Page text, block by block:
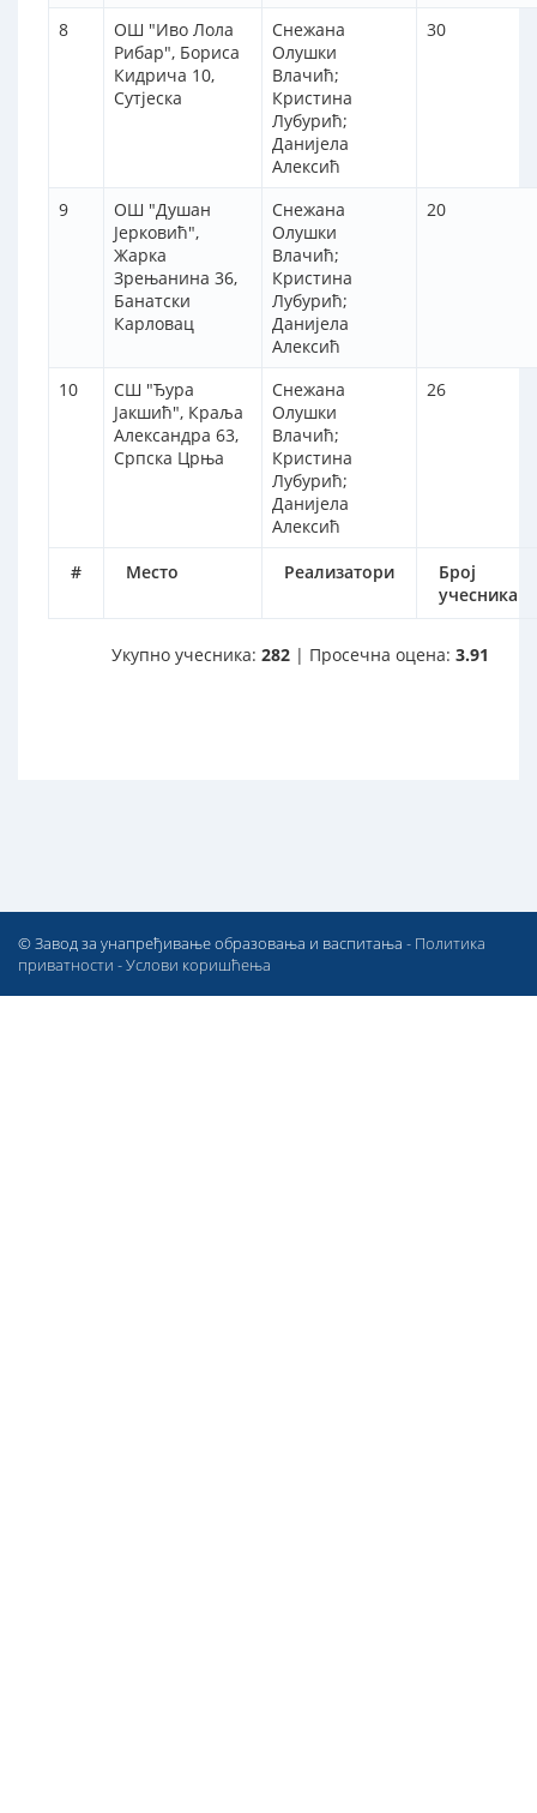
# Место Реализатори
Број
учесника
8
ОШ "Иво Лола
Рибар", Бориса
Кидрича 10,
Сутјеска
Снежана
Олушки
Влачић;
Кристина
Лубурић;
Данијела
Алексић
30
9
ОШ "Душан
Јерковић",
Жарка
Зрењанина 36,
Банатски
Карловац
Снежана
Олушки
Влачић;
Кристина
Лубурић;
Данијела
Алексић
20
10
СШ "Ђура
Јакшић", Краља
Александра 63,
Српска Црња
Снежана
Олушки
Влачић;
Кристина
Лубурић;
Данијела
Алексић
26
Укупно учесника: 282 | Просечна оцена: 3.91
© Завод за унапређивање образовања и васпитања - Политика
приватности -Услови коришћења